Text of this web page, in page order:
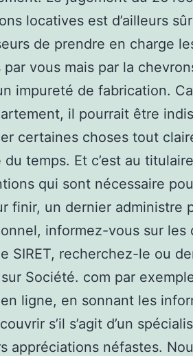
locatives est d’ailleurs
de prendre en charge
par vous mais par la
impureté de fabrication.
il pourrait être
certaines choses tout
du temps. Et c’est au
qui sont nécessaire
finir, un dernier administre
informez-vous sur
SIRET, recherchez-le ou
Société. com par
ligne, en sonnant les
s’il s’agit d’un
appréciations néfastes.